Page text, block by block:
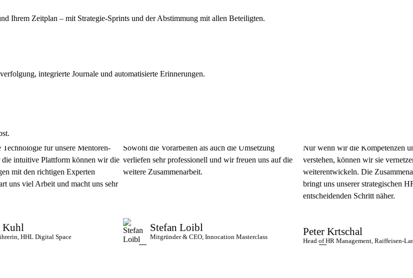
Ihrem Zeitplan – mit Strategie-Sprints und der Abstimmung mit allen Beteiligten.
integrierte Journale und automatisierte Erinnerungen.
für unsere Mentoren-
Plattform können wir die
richtigen Experten
viel Arbeit und macht uns sehr
Digital Space
Sowohl die Vorarbeiten als auch die Umsetzung
verliefen sehr professionell und wir freuen uns auf die
weitere Zusammenarbeit.
Stefan Loibl
Mitgründer & CEO, Innocation Masterclass
Nur wenn wir die Kompetenzen unserer
verstehen, können wir sie vernetzen und
weiterentwickeln. Die Zusammenarbeit
bringt uns unserer strategischen HR-
entscheidenden Schritt näher.
Peter Krtschal
Head of HR Management, Raiffeisen-